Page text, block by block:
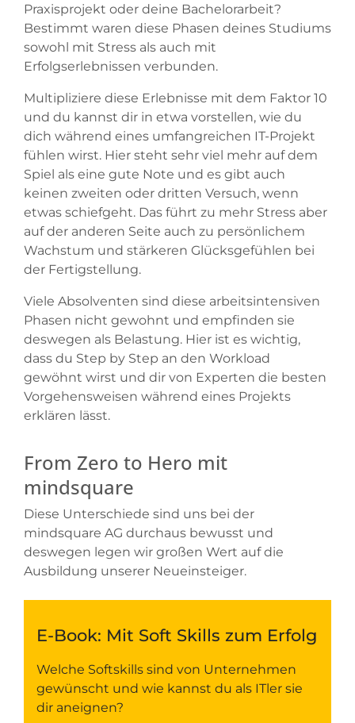
Praxisprojekt oder deine Bachelorarbeit?
Bestimmt waren diese Phasen deines Studiums
sowohl mit Stress als auch mit
Erfolgserlebnissen verbunden.
Multipliziere diese Erlebnisse mit dem Faktor 10
und du kannst dir in etwa vorstellen, wie du
dich während eines umfangreichen IT-Projekt
fühlen wirst. Hier steht sehr viel mehr auf dem
Spiel als eine gute Note und es gibt auch
keinen zweiten oder dritten Versuch, wenn
etwas schiefgeht. Das führt zu mehr Stress aber
auf der anderen Seite auch zu persönlichem
Wachstum und stärkeren Glücksgefühlen bei
der Fertigstellung.
Viele Absolventen sind diese arbeitsintensiven
Phasen nicht gewohnt und empfinden sie
deswegen als Belastung. Hier ist es wichtig,
dass du Step by Step an den Workload
gewöhnt wirst und dir von Experten die besten
Vorgehensweisen während eines Projekts
erklären lässt.
From Zero to Hero mit
mindsquare
Diese Unterschiede sind uns bei der
mindsquare AG durchaus bewusst und
deswegen legen wir großen Wert auf die
Ausbildung unserer Neueinsteiger.
E-Book: Mit Soft Skills zum Erfolg
Welche Softskills sind von Unternehmen
gewünscht und wie kannst du als ITler sie
dir aneignen?